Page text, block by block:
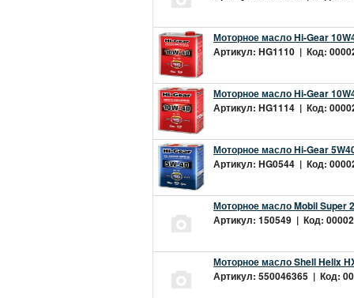
Моторное масло Hi-Gear
Артикул: HG1110 | Код:
Моторное масло Hi-Gear
Артикул: HG1114 | Код:
Моторное масло Hi-Gear
Артикул: HG0544 | Код:
Моторное масло Mobil Super
Артикул: 150549 | Код:
Моторное масло Shell Helix
Артикул: 550046365 | Код: